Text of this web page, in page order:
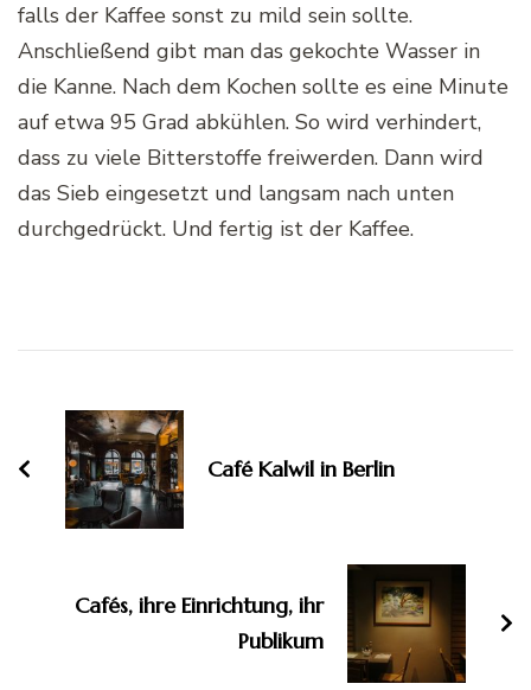
falls der Kaffee sonst zu mild sein sollte.
Anschließend gibt man das gekochte Wasser in
die Kanne. Nach dem Kochen sollte es eine Minute
auf etwa 95 Grad abkühlen. So wird verhindert,
dass zu viele Bitterstoffe freiwerden. Dann wird
das Sieb eingesetzt und langsam nach unten
durchgedrückt. Und fertig ist der Kaffee.
Navigation
Café Kalwil in Berlin
Cafés, ihre Einrichtung, ihr
Publikum